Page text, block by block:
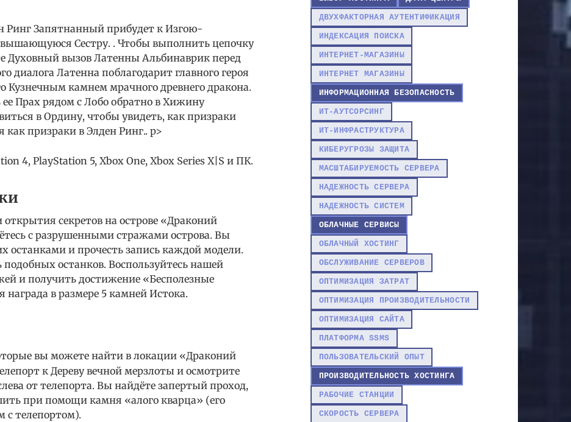
Ринг Запятнанный прибудет к Изгою-
Сестру. . Чтобы выполнить цепочку
Духовный вызов Латенны Альбинаврик перед
диалога Латенна поблагодарит главного героя
Кузнечным камнем мрачного древнего дракона.
Прах рядом с Лобо обратно в Хижину
в Ордину, чтобы увидеть, как призраки
призраки в Элден Ринг.. p>
4, PlayStation 5, Xbox One, Xbox Series X|S и ПК.
секретов на острове «Драконий
с разрушенными стражами острова. Вы
останками и прочесть запись каждой модели.
останков. Воспользуйтесь нашей
и получить достижение «Бесполезные
награда в размере 5 камней Истока.
вы можете найти в локации «Драконий
к Дереву вечной мерзлоты и осмотрите
от телепорта. Вы найдёте запертый проход,
при помощи камня «алого кварца» (его
с телепортом).
ДВУХФАКТОРНАЯ АУТЕНТИФИКАЦИЯ
ИНДЕКСАЦИЯ ПОИСКА
ИНТЕРНЕТ-МАГАЗИНЫ
ИНТЕРНЕТ МАГАЗИНЫ
ИНФОРМАЦИОННАЯ БЕЗОПАСНОСТЬ
ИТ-АУТСОРСИНГ
ИТ-ИНФРАСТРУКТУРА
КИБЕРУГРОЗЫ ЗАЩИТА
МАСШТАБИРУЕМОСТЬ СЕРВЕРА
НАДЕЖНОСТЬ СЕРВЕРА
НАДЕЖНОСТЬ СИСТЕМ
ОБЛАЧНЫЕ СЕРВИСЫ
ОБЛАЧНЫЙ ХОСТИНГ
ОБСЛУЖИВАНИЕ СЕРВЕРОВ
ОПТИМИЗАЦИЯ ЗАТРАТ
ОПТИМИЗАЦИЯ ПРОИЗВОДИТЕЛЬНОСТИ
ОПТИМИЗАЦИЯ САЙТА
ПЛАТФОРМА SSMS
ПОЛЬЗОВАТЕЛЬСКИЙ ОПЫТ
ПРОИЗВОДИТЕЛЬНОСТЬ ХОСТИНГА
РАБОЧИЕ СТАНЦИИ
СКОРОСТЬ СЕРВЕРА